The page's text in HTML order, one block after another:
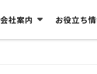
会社案内 お役立ち